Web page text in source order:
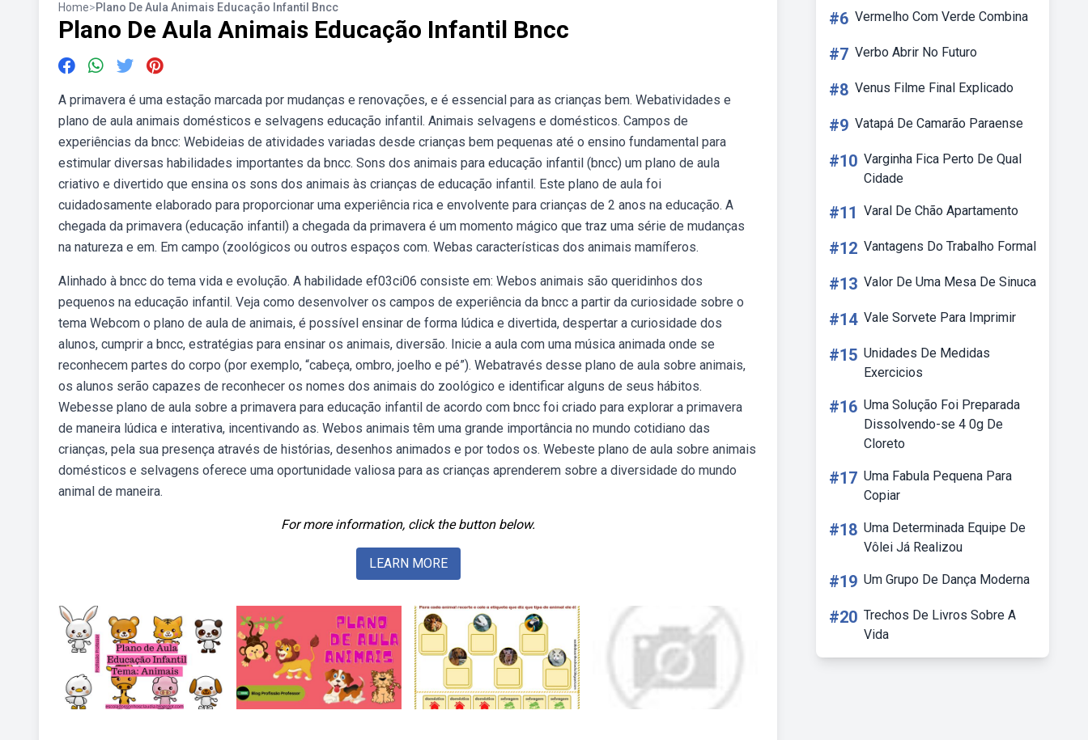
Home>Plano De Aula Animais Educação Infantil Bncc
Plano De Aula Animais Educação Infantil Bncc
A primavera é uma estação marcada por mudanças e renovações, e é essencial para as crianças bem. Webatividades e
plano de aula animais domésticos e selvagens educação infantil. Animais selvagens e domésticos. Campos de
experiências da bncc: Webideias de atividades variadas desde crianças bem pequenas até o ensino fundamental para
estimular diversas habilidades importantes da bncc. Sons dos animais para educação infantil (bncc) um plano de aula
criativo e divertido que ensina os sons dos animais às crianças de educação infantil. Este plano de aula foi
cuidadosamente elaborado para proporcionar uma experiência rica e envolvente para crianças de 2 anos na educação. A
chegada da primavera (educação infantil) a chegada da primavera é um momento mágico que traz uma série de mudanças
na natureza e em. Em campo (zoológicos ou outros espaços com. Webas características dos animais mamíferos.
Alinhado à bncc do tema vida e evolução. A habilidade ef03ci06 consiste em: Webos animais são queridinhos dos
pequenos na educação infantil. Veja como desenvolver os campos de experiência da bncc a partir da curiosidade sobre o
tema Webcom o plano de aula de animais, é possível ensinar de forma lúdica e divertida, despertar a curiosidade dos
alunos, cumprir a bncc, estratégias para ensinar os animais, diversão. Inicie a aula com uma música animada onde se
reconhecem partes do corpo (por exemplo, “cabeça, ombro, joelho e pé”). Webatravés desse plano de aula sobre animais,
os alunos serão capazes de reconhecer os nomes dos animais do zoológico e identificar alguns de seus hábitos.
Webesse plano de aula sobre a primavera para educação infantil de acordo com bncc foi criado para explorar a primavera
de maneira lúdica e interativa, incentivando as. Webos animais têm uma grande importância no mundo cotidiano das
crianças, pela sua presença através de histórias, desenhos animados e por todos os. Webeste plano de aula sobre animais
domésticos e selvagens oferece uma oportunidade valiosa para as crianças aprenderem sobre a diversidade do mundo
animal de maneira.
For more information, click the button below.
LEARN MORE
#6 Vermelho Com Verde Combina
#7 Verbo Abrir No Futuro
#8 Venus Filme Final Explicado
#9 Vatapá De Camarão Paraense
#10 Varginha Fica Perto De Qual
Cidade
#11 Varal De Chão Apartamento
#12 Vantagens Do Trabalho Formal
#13 Valor De Uma Mesa De Sinuca
#14 Vale Sorvete Para Imprimir
#15 Unidades De Medidas
Exercicios
#16 Uma Solução Foi Preparada
Dissolvendo-se 4 0g De
Cloreto
#17 Uma Fabula Pequena Para
Copiar
#18 Uma Determinada Equipe De
Vôlei Já Realizou
#19 Um Grupo De Dança Moderna
#20 Trechos De Livros Sobre A
Vida